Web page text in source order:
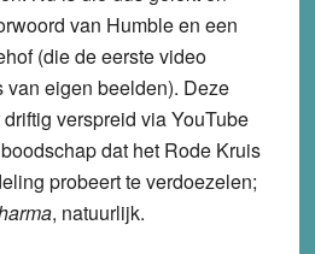
van Humble en een
(die de eerste video
eigen beelden). Deze
verspreid via YouTube
dat het Rode Kruis
probeert te verdoezelen;
, natuurlijk.